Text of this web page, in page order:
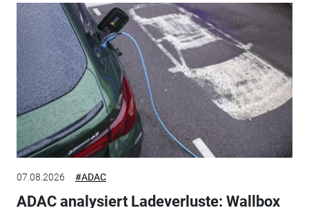
07.08.2026 #ADAC
ADAC analysiert Ladeverluste: Wallbox